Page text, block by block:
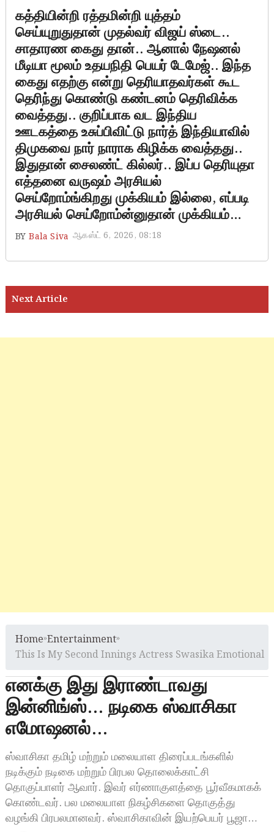
கத்தியின்றி ரத்தமின்றி யுத்தம்
செய்யுறுதுதான் முதல்வர் விஜய் ஸ்டை..
சாதாரண கைது தான்.. ஆனால் நேஷனல்
மீடியா மூலம் உதயநிதி பெயர் டேமேஜ்.. இந்த
கைது எதற்கு என்று தெரியாதவர்கள் கூட
தெரிந்து கொண்டு கண்டனம் தெரிவிக்க
வைத்தது.. குறிப்பாக வட இந்திய
ஊடகத்தை உசுப்பிவிட்டு நார்த் இந்தியாவில்
திமுகவை நார் நாராக கிழிக்க வைத்தது..
இதுதான் சைலண்ட் கில்லர்.. இப்ப தெரியுதா
எத்தனை வருஷம் அரசியல்
செய்றோம்ங்கிறது முக்கியம் இல்லை, எப்படி
அரசியல் செய்றோம்ன்னுதான் முக்கியம்…
BY Bala Siva ஆகஸ்ட் 6, 2026, 08:18
Home»Entertainment»
This Is My Second Innings Actress Swasika Emotional
எனக்கு இது இராண்டாவது
இன்னிங்ஸ்… நடிகை ஸ்வாசிகா
எமோஷனல்…
ஸ்வாசிகா தமிழ் மற்றும் மலையாள திரைப்படங்களில்
நடிக்கும் நடிகை மற்றும் பிரபல தொலைக்காட்சி
தொகுப்பாளர் ஆவார். இவர் எர்ணாகுளத்தை பூர்வீகமாகக்
கொண்டவர். பல மலையாள நிகழ்சிகளை தொகுத்து
வழங்கி பிரபலமானவர். ஸ்வாசிகாவின் இயற்பெயர் பூஜா…